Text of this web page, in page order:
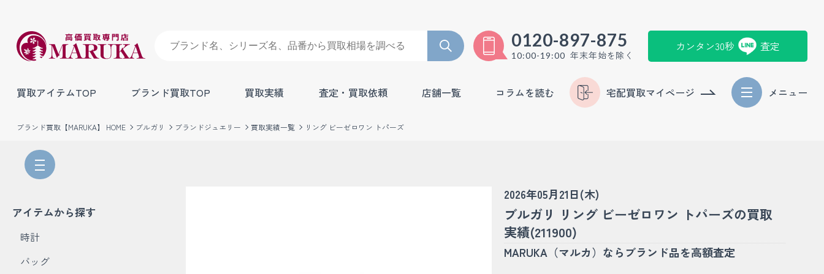
0120-897-875
10:00-19:00 年末年始を除く
カンタン30秒 査定
買取アイテムTOP ブランド買取TOP 買取実績 査定・買取依頼 店舗一覧 コラムを読む 宅配買取マイページ メニュー
ブランド買取【MARUKA】 HOME ブルガリ ブランドジュエリー 買取実績一覧 リング ビーゼロワン トパーズ
アイテムから探す
時計
バッグ
2026年05月21日(木)
ブルガリ リング ビーゼロワン トパーズの買取
実績(211900)
MARUKA（マルカ）ならブランド品を高額査定